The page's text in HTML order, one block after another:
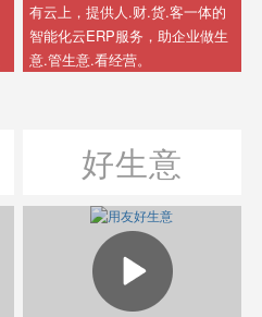
有云上，提供人.财.货.客一体的
智能化云ERP服务，助企业做生
意.管生意.看经营。
好生意